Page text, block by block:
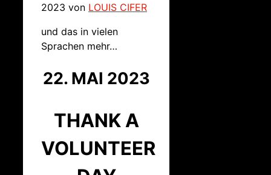
2023 von LOUIS CIFER
und das in vielen
Sprachen mehr…
22. MAI 2023
THANK A
VOLUNTEER